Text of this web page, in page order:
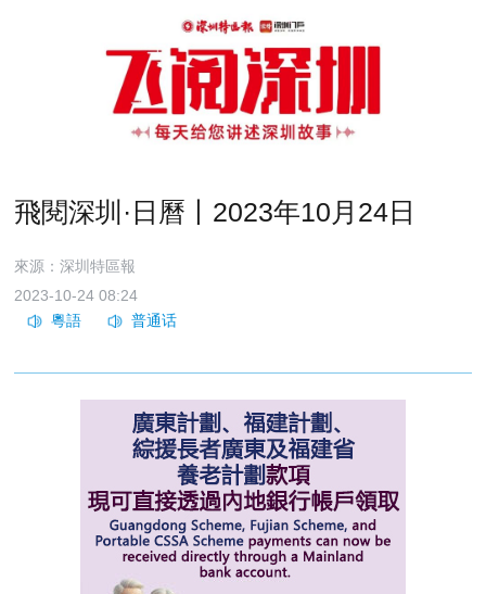
飛閱深圳·日曆丨2023年10月24日
來源：深圳特區報
2023-10-24 08:24